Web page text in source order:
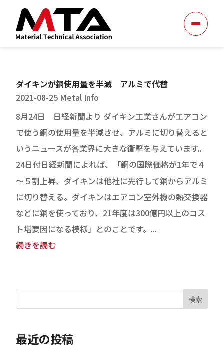
ダイキンが銅使用量を半減 アルミで代替
2021-08-25 Metal Info
8月24日 日経新聞より ダイキン工業さんがエアコン
で使う銅の使用量を半減させ、アルミに切り替えると
いうニュースが各業界に大きな衝撃を与えています。
24日付日経新聞によれば、「銅の国際価格が1年で４
～５割上昇、ダイキンは他社に先行して銅からアルミ
に切り替える。ダイキンはエアコン室外機の熱交換器
などに銅を使っており、21年度は300億円以上のコス
ト増要因になる模様」とのことです。...
続きを読む
検索
最近の投稿